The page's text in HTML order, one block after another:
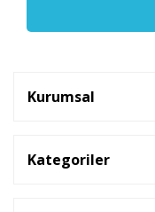
Kurumsal
Kategoriler